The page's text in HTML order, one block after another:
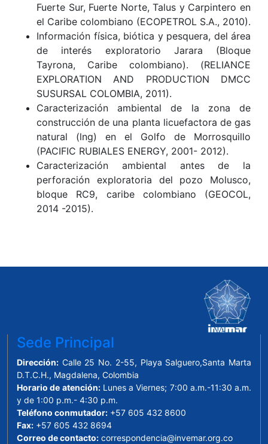
Fuerte Sur, Fuerte Norte, Talus y Carpintero en
el Caribe colombiano (ECOPETROL S.A., 2010).
Información física, biótica y pesquera, del área
de interés exploratorio Jarara (Bloque
Tayrona, Caribe colombiano). (RELIANCE
EXPLORATION AND PRODUCTION DMCC
SUSURSAL COLOMBIA, 2011).
Caracterización ambiental de la zona de
construcción de una planta licuefactora de gas
natural (lng) en el Golfo de Morrosquillo
(PACIFIC RUBIALES ENERGY, 2001- 2012).
Caracterización ambiental antes de la
perforación exploratoria del pozo Molusco,
bloque RC9, caribe colombiano (GEOCOL,
2014 -2015).
Sede Principal
Dirección: Calle 25 No. 2-55, Playa Salguero,Santa Marta
D.T.C.H., Magdalena, Colombia
Horario de atención:Lunes a Viernes; 7:00 a.m.-11:30 a.m.
y de 1:00 p.m.- 4:30 p.m.
Teléfono conmutador: +57 605 432 8600
Fax: +57 605 432 8694
Correo de contacto: correspondencia@invemar.org.co